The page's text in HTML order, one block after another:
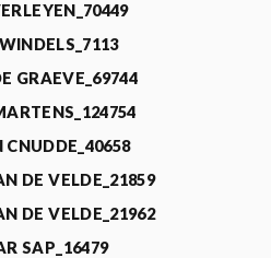
GRAEVE_69744
CNUDDE_40658
DE VELDE_21859
DE VELDE_21962
SAP_16479